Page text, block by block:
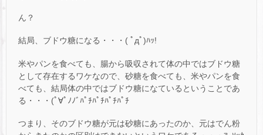
ん？
結局、ブドウ糖になる・・・( ﾟдﾟ)ﾊｯ!
米やパンを食べても、腸から吸収されて体の中ではブドウ糖
として存在するワケなので、砂糖を食べても、米やパンを食
べても、結局体の中ではブドウ糖になているということであ
る・・・(ﾟ∀ﾟﾉﾉﾞﾊﾟﾁﾊﾟﾁﾊﾟﾁﾊﾟﾁ
つまり、そのブドウ糖が元は砂糖にあったのか、元はでん粉